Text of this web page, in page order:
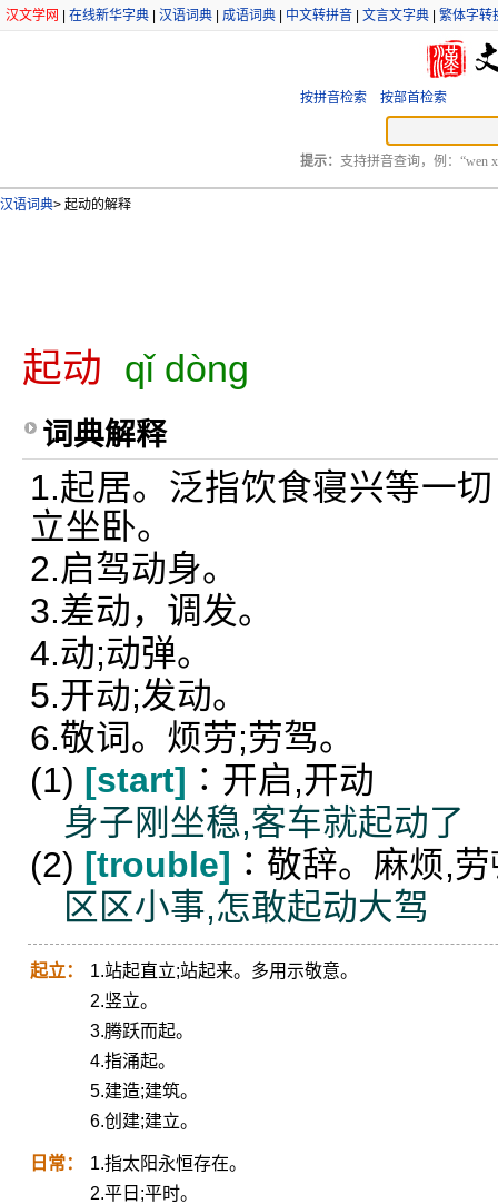
汉文学网 在线新华字典 汉语词典 成语词典 中文转拼音 文言文字典 繁体字转
按拼音检索 按部首检索
提示： 支持拼音查询，例：“wen
汉语词典> 起动的解释
起动 qǐ dòng
词典解释
1.起居。泛指饮食寝兴等一
立坐卧。
2.启驾动身。
3.差动，调发。
4.动;动弹。
5.开动;发动。
6.敬词。烦劳;劳驾。
(1) [start] ∶开启,开动
身子刚坐稳,客车就起动了
(2) [trouble] ∶敬辞。麻烦,
区区小事,怎敢起动大驾
起立：
1.站起直立;站起来。多用示敬意。
2.竖立。
3.腾跃而起。
4.指涌起。
5.建造;建筑。
6.创建;建立。
日常：
1.指太阳永恒存在。
2.平日;平时。